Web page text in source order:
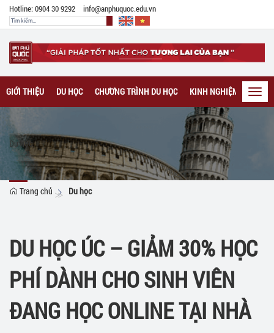
Hotline: 0904 30 9292 info@anphuquoc.edu.vn
GIỚI THIỆU DU HỌC CHƯƠNG TRÌNH DU HỌC KINH NGHIỆM DU HỌC
Du học
Trang chủ Du học
DU HỌC ÚC – GIẢM 30% HỌC
PHÍ DÀNH CHO SINH VIÊN
ĐANG HỌC ONLINE TẠI NHÀ